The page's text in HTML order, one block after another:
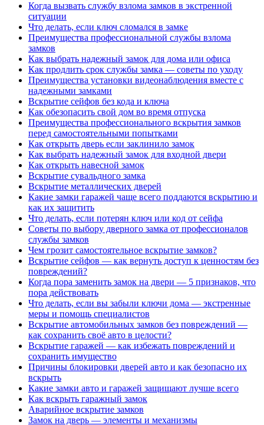
Когда вызвать службу взлома замков в экстренной
ситуации
Что делать, если ключ сломался в замке
Преимущества профессиональной службы взлома
замков
Как выбрать надежный замок для дома или офиса
Как продлить срок службы замка — советы по уходу
Преимущества установки видеонаблюдения вместе с
надежными замками
Вскрытие сейфов без кода и ключа
Как обезопасить свой дом во время отпуска
Преимущества профессионального вскрытия замков
перед самостоятельными попытками
Как открыть дверь если заклинило замок
Как выбрать надежный замок для входной двери
Как открыть навесной замок
Вскрытие сувальдного замка
Вскрытие металлических дверей
Какие замки гаражей чаще всего поддаются вскрытию и
как их защитить
Что делать, если потерян ключ или код от сейфа
Советы по выбору дверного замка от профессионалов
службы замков
Чем грозит самостоятельное вскрытие замков?
Вскрытие сейфов — как вернуть доступ к ценностям без
повреждений?
Когда пора заменить замок на двери — 5 признаков, что
пора действовать
Что делать, если вы забыли ключи дома — экстренные
меры и помощь специалистов
Вскрытие автомобильных замков без повреждений —
как сохранить своё авто в целости?
Вскрытие гаражей — как избежать повреждений и
сохранить имущество
Причины блокировки дверей авто и как безопасно их
вскрыть
Какие замки авто и гаражей защищают лучше всего
Как вскрыть гаражный замок
Аварийное вскрытие замков
Замок на дверь — элементы и механизмы